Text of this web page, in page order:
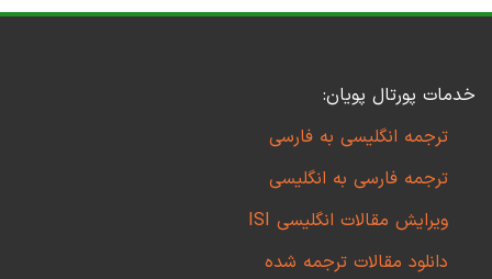
خدمات پورتال پویان:
ترجمه انگلیسی به فارسی
ترجمه فارسی به انگلیسی
ویرایش مقالات انگلیسی ISI
دانلود مقالات ترجمه شده